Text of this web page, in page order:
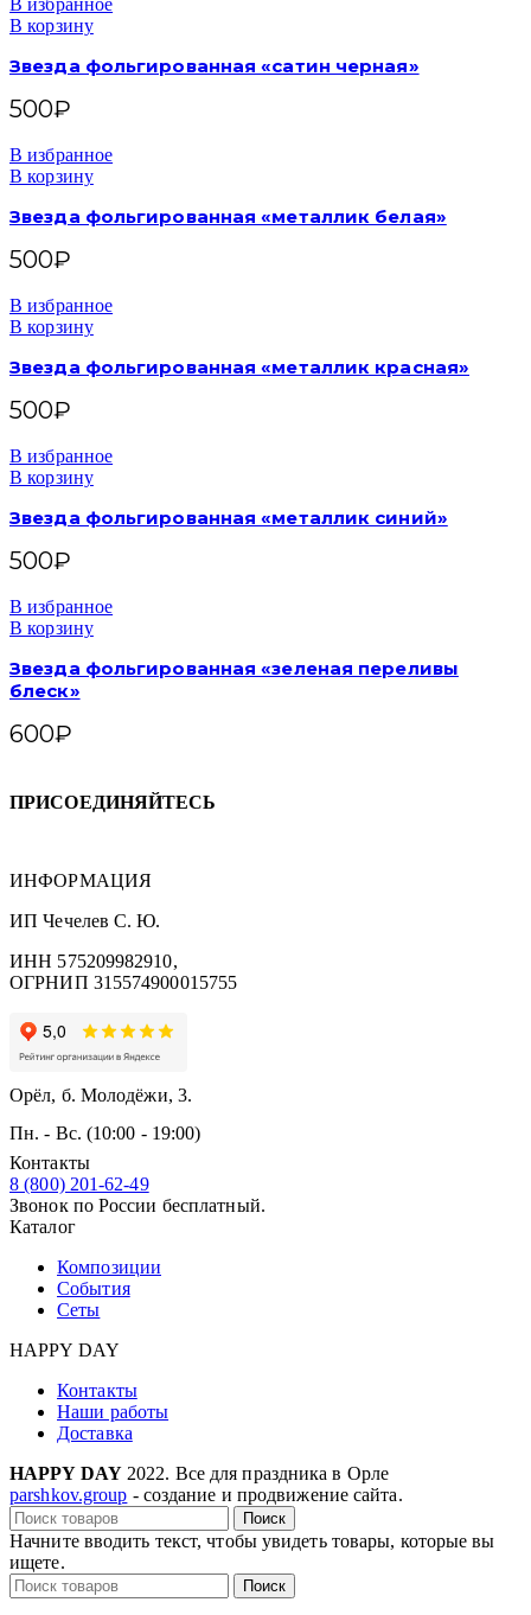
В избранное
В корзину
Звезда фольгированная «сатин черная»
500₽
В избранное
В корзину
Звезда фольгированная «металлик белая»
500₽
В избранное
В корзину
Звезда фольгированная «металлик красная»
500₽
В избранное
В корзину
Звезда фольгированная «металлик синий»
500₽
В избранное
В корзину
Звезда фольгированная «зеленая переливы
блеск»
600₽
ПРИСОЕДИНЯЙТЕСЬ
ИНФОРМАЦИЯ
ИП Чечелев С. Ю.
ИНН 575209982910,
ОГРНИП 315574900015755
Орёл, б. Молодёжи, 3.
Пн. - Вс. (10:00 - 19:00)
Контакты
8 (800) 201-62-49
Звонок по России бесплатный.
Каталог
Композиции
События
Сеты
HAPPY DAY
Контакты
Наши работы
Доставка
HAPPY DAY 2022. Все для праздника в Орле
parshkov.group - создание и продвижение сайта.
Поиск
Начните вводить текст, чтобы увидеть товары, которые вы
ищете.
Поиск